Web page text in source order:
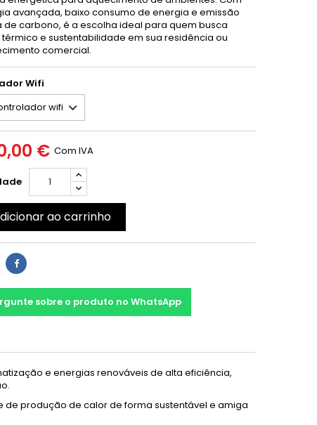
avançada, baixo consumo de energia e emissão
de carbono, é a escolha ideal para quem busca
e sustentabilidade em sua residência ou
comercial.
Wifi
€ Com IVA
ao carrinho
sobre o produto no WhatsApp
e energias renováveis de alta eficiência,
produção de calor de forma sustentável e amiga